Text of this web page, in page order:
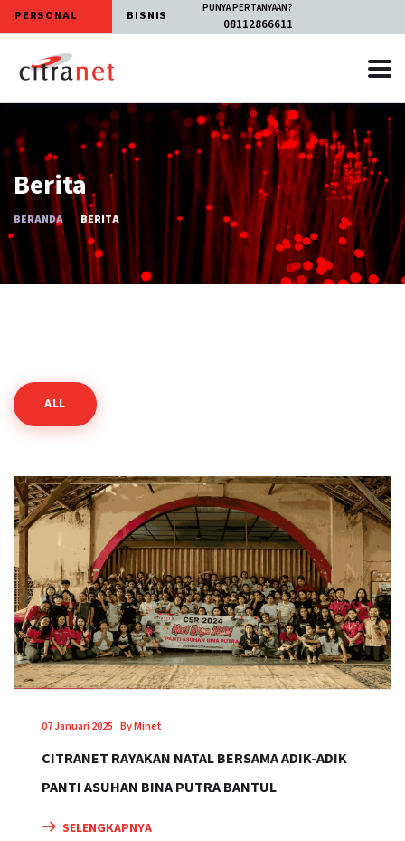
PERSONAL BISNIS PUNYA PERTANYAAN?
08112866611
Berita
BERANDA BERITA
ALL
07 Januari 2025 By Minet
CITRANET RAYAKAN NATAL BERSAMA ADIK-ADIK
PANTI ASUHAN BINA PUTRA BANTUL
SELENGKAPNYA